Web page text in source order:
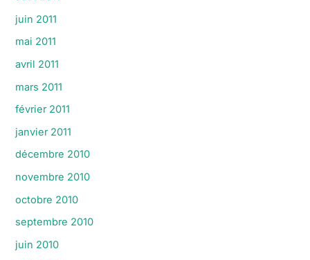
juin 2011
mai 2011
avril 2011
mars 2011
février 2011
janvier 2011
décembre 2010
novembre 2010
octobre 2010
septembre 2010
juin 2010